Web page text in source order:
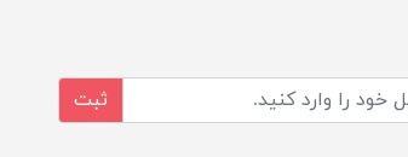
ثبت